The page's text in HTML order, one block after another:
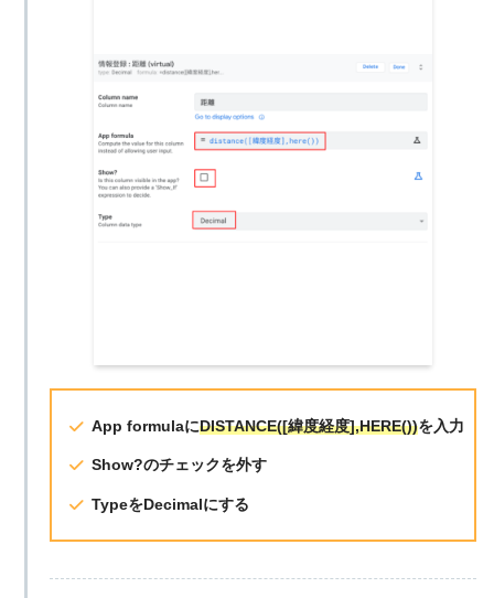
App formulaにDISTANCE([緯度経度],HERE())を入力
Show?のチェックを外す
TypeをDecimalにする